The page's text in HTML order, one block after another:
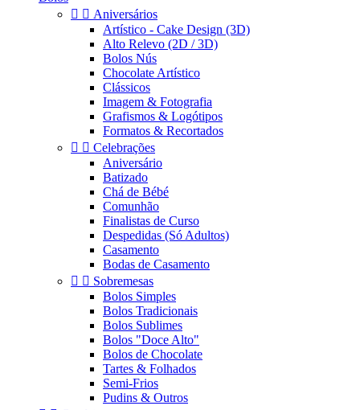
  Aniversários
Artístico - Cake Design (3D)
Alto Relevo (2D / 3D)
Bolos Nús
Chocolate Artístico
Clássicos
Imagem & Fotografia
Grafismos & Logótipos
Formatos & Recortados
  Celebrações
Aniversário
Batizado
Chá de Bébé
Comunhão
Finalistas de Curso
Despedidas (Só Adultos)
Casamento
Bodas de Casamento
  Sobremesas
Bolos Simples
Bolos Tradicionais
Bolos Sublimes
Bolos "Doce Alto"
Bolos de Chocolate
Tartes & Folhados
Semi-Frios
Pudins & Outros